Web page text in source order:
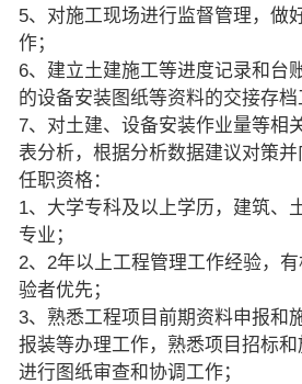
5、对施工现场进行监督管理，做
作；
6、建立土建施工等进度记录和台
的设备安装图纸等资料的交接存档
7、对土建、设备安装作业量等相
表分析，根据分析数据建议对策并
任职资格：
1、大学专科及以上学历，建筑、
专业；
2、2年以上工程管理工作经验，
验者优先；
3、熟悉工程项目前期资料申报和
报装等办理工作，熟悉项目招标
进行图纸审查和协调工作；